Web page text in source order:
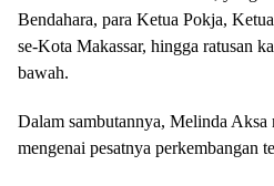
Bendahara, para Ketua Pokja,
se-Kota Makassar, hingga ratusan
bawah.
Dalam sambutannya, Melinda Aksa
mengenai pesatnya perkembangan